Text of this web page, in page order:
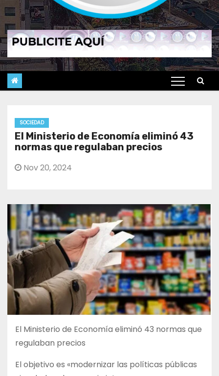
SOCIEDAD
El Ministerio de Economía eliminó 43
normas que regulaban precios
Nov 20, 2024
El Ministerio de Economía eliminó 43 normas que
regulaban precios
El objetivo es «modernizar las políticas públicas